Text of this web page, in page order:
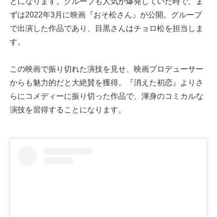
ずは2022年3月に映画『おそ松さん』が公開。グループ
で出演した作品であり、目黒さんはチョロ松を担当しま
す。
この映画で振り切れた演技を見せ、映画プロデューサー
からも魅力的だと大絶賛を獲得。『消えた初恋』よりさ
らにコメディーに振り切った作品で、渾身のコミカルな
演技を習得することになります。